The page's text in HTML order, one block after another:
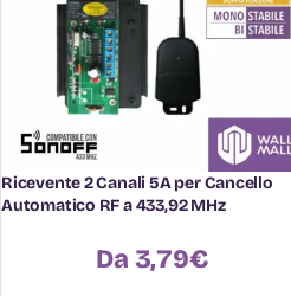
Ricevente 2 Canali 5A per Cancello
Automatico RF a 433,92 MHz
Da 3,79€